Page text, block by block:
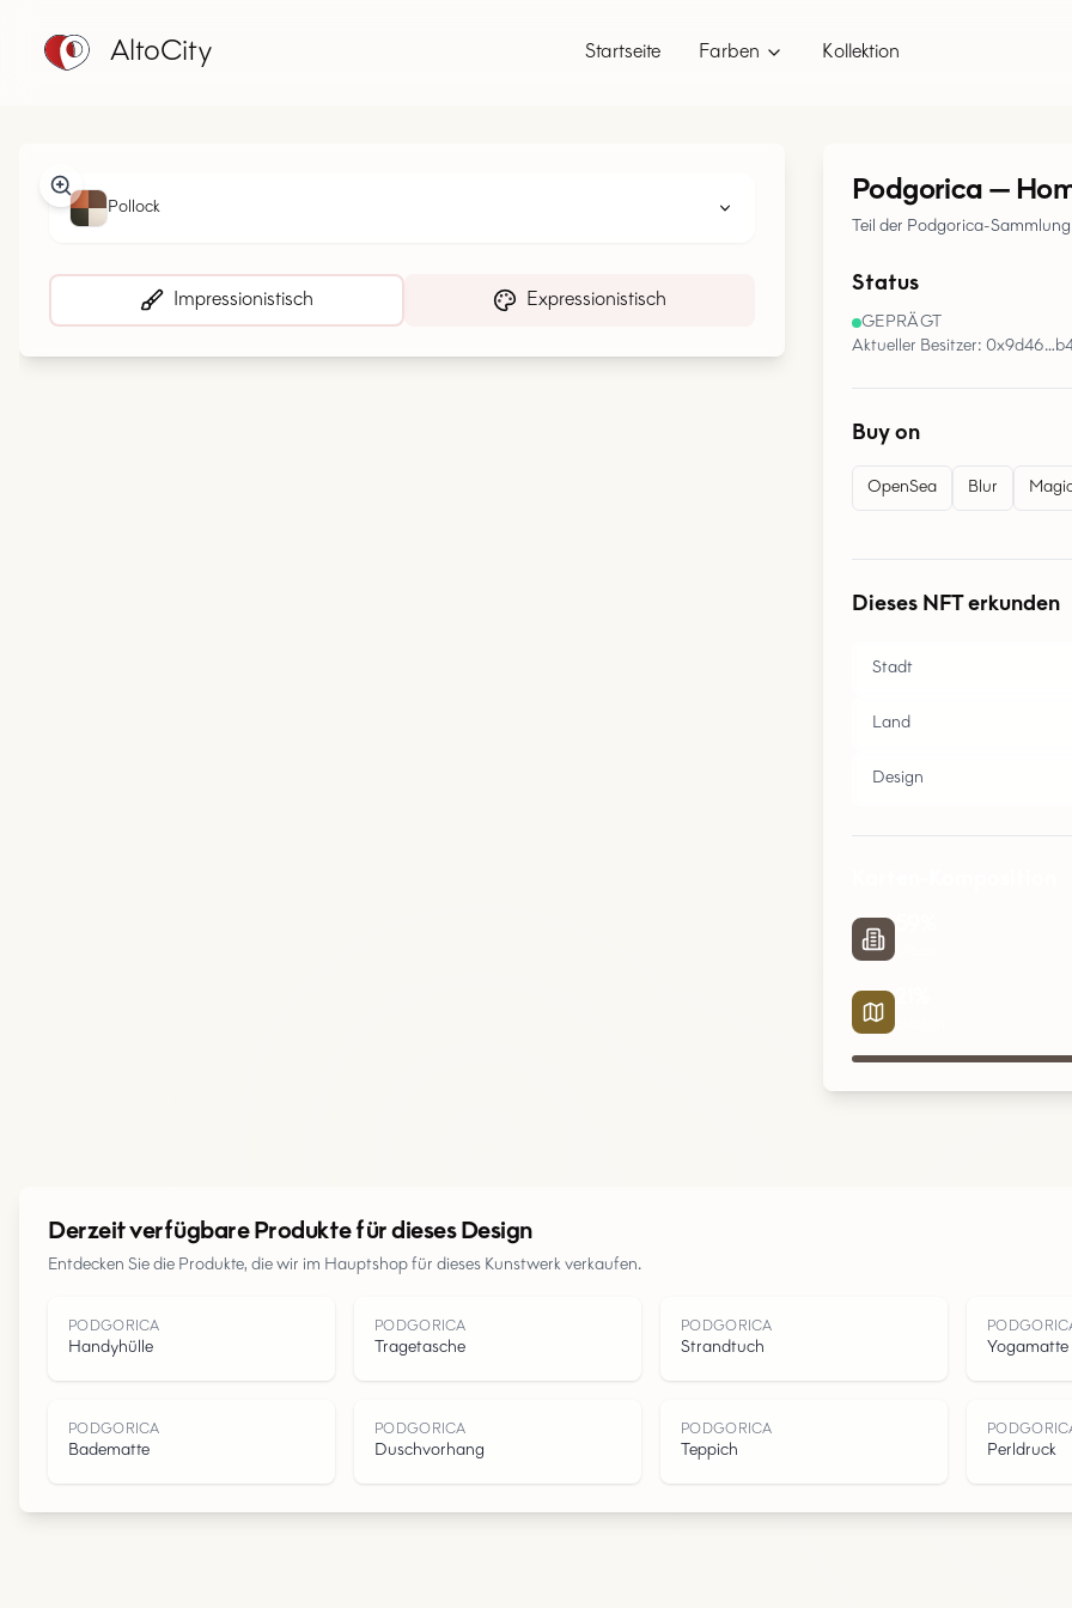
AltoCity Startseite Farben Kollektion
Pollock
Impressionistisch Expressionistisch
Podgorica —
Teil der Podgorica-Sammlung
Status
GEPRÄGT
Aktueller Besitzer:
Buy on
OpenSea Blur
Dieses NFT erkunden
Stadt
Land
Design
Derzeit verfügbare Produkte für dieses Design
Entdecken Sie die Produkte, die wir im Hauptshop für dieses Kunstwerk verkaufen.
PODGORICA
Handyhülle
PODGORICA
Tragetasche
PODGORICA
Strandtuch Yogamatte
PODGORICA
Badematte
PODGORICA
Duschvorhang
PODGORICA
Teppich Perldruck